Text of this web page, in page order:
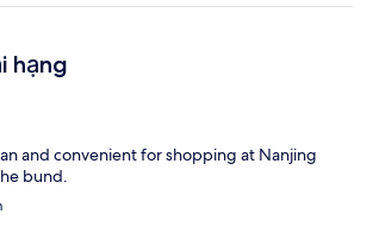
hạng
and convenient for shopping at Nanjing
bund.